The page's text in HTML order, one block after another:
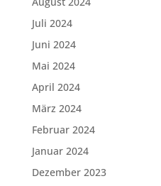
Juli 2024
Juni 2024
Mai 2024
April 2024
März 2024
Februar 2024
Januar 2024
Dezember 2023